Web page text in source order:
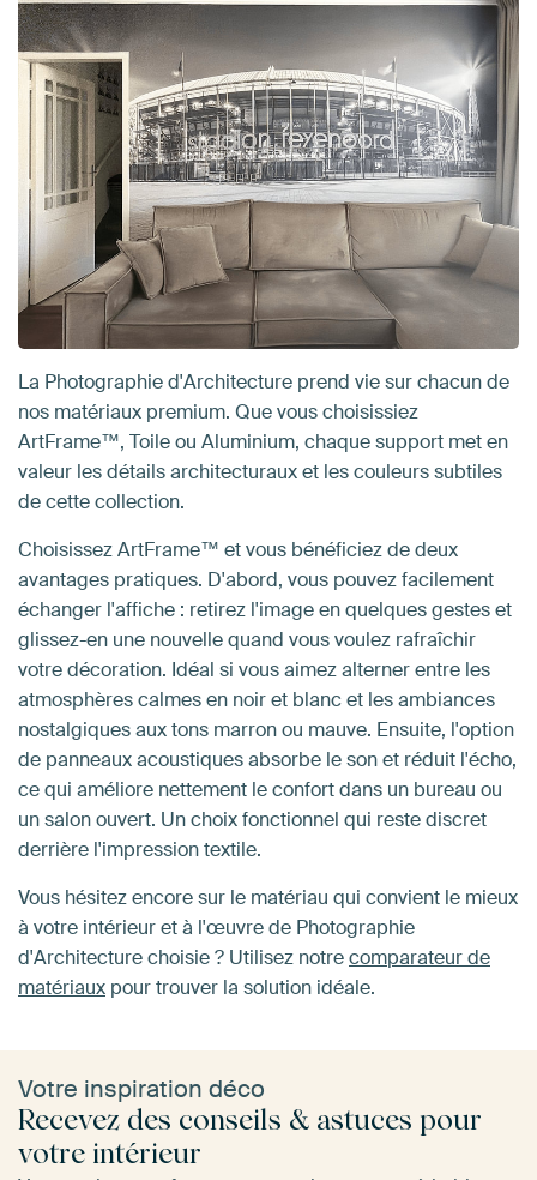
La Photographie d'Architecture prend vie sur chacun de
nos matériaux premium. Que vous choisissiez
ArtFrame™, Toile ou Aluminium, chaque support met en
valeur les détails architecturaux et les couleurs subtiles
de cette collection.
Choisissez ArtFrame™ et vous bénéficiez de deux
avantages pratiques. D'abord, vous pouvez facilement
échanger l'affiche : retirez l'image en quelques gestes et
glissez-en une nouvelle quand vous voulez rafraîchir
votre décoration. Idéal si vous aimez alterner entre les
atmosphères calmes en noir et blanc et les ambiances
nostalgiques aux tons marron ou mauve. Ensuite, l'option
de panneaux acoustiques absorbe le son et réduit l'écho,
ce qui améliore nettement le confort dans un bureau ou
un salon ouvert. Un choix fonctionnel qui reste discret
derrière l'impression textile.
Vous hésitez encore sur le matériau qui convient le mieux
à votre intérieur et à l'œuvre de Photographie
d'Architecture choisie ? Utilisez notrecomparateur de
matériaux pour trouver la solution idéale.
Votre inspiration déco
Recevez des conseils & astuces pour
votre intérieur